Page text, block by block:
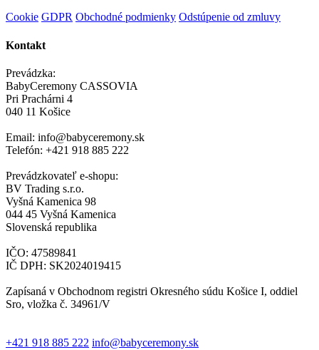
Cookie GDPR Obchodné podmienky Odstúpenie od zmluvy
Kontakt
Prevádzka:
BabyCeremony CASSOVIA
Pri Prachárni 4
040 11 Košice
Email: info@babyceremony.sk
Telefón: +421 918 885 222
Prevádzkovateľ e-shopu:
BV Trading s.r.o.
Vyšná Kamenica 98
044 45 Vyšná Kamenica
Slovenská republika
IČO: 47589841
IČ DPH: SK2024019415
Zapísaná v Obchodnom registri Okresného súdu Košice I, oddiel
Sro, vložka č. 34961/V
+421 918 885 222 info@babyceremony.sk